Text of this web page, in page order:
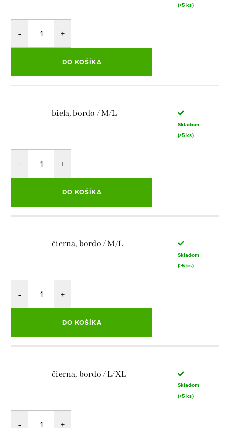
(>5 ks)
DO KOŠÍKA
biela, bordo / M/L
Skladom
(>5 ks)
DO KOŠÍKA
čierna, bordo / M/L
Skladom
(>5 ks)
DO KOŠÍKA
čierna, bordo / L/XL
Skladom
(>5 ks)